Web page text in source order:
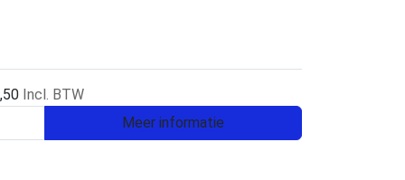
Incl. BTW
Meer informatie